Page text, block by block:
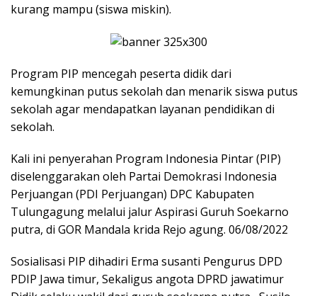
kurang mampu (siswa miskin).
Program PIP mencegah peserta didik dari
kemungkinan putus sekolah dan menarik siswa putus
sekolah agar mendapatkan layanan pendidikan di
sekolah.
Kali ini penyerahan Program Indonesia Pintar (PIP)
diselenggarakan oleh Partai Demokrasi Indonesia
Perjuangan (PDI Perjuangan) DPC Kabupaten
Tulungagung melalui jalur Aspirasi Guruh Soekarno
putra, di GOR Mandala krida Rejo agung. 06/08/2022
Sosialisasi PIP dihadiri Erma susanti Pengurus DPD
PDIP Jawa timur, Sekaligus angota DPRD jawatimur